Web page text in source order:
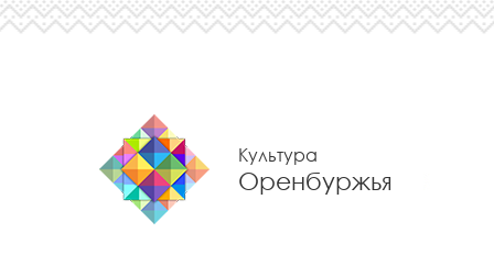
Культура
Оренбуржья